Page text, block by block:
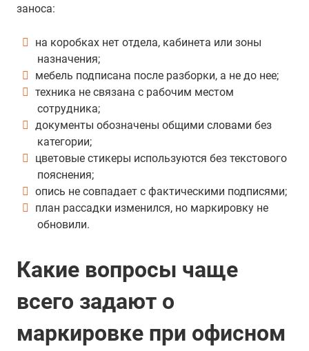
заноса:
на коробках нет отдела, кабинета или зоны
назначения;
мебель подписана после разборки, а не до нее;
техника не связана с рабочим местом
сотрудника;
документы обозначены общими словами без
категории;
цветовые стикеры используются без текстового
пояснения;
опись не совпадает с фактическими подписями;
план рассадки изменился, но маркировку не
обновили.
Какие вопросы чаще
всего задают о
маркировке при офисном